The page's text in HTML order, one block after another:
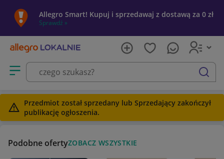
Allegro Smart! Kupuj i sprzedawaj z dostawą za 0 zł
Sprawdź »
Otwórz menu z kategoriami
szukaj
Przedmiot został sprzedany lub Sprzedający zakończył
publikację ogłoszenia.
Podobne ofertyZOBACZ WSZYSTKIE